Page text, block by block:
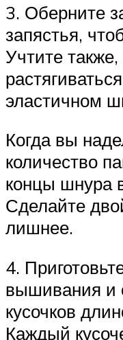
3. Оберните
запястья,
Учтите
эластичном
Когда вы
количество
концы шнура
Сделайте
лишнее.
4.
вышивания и
кусочков
Каждый